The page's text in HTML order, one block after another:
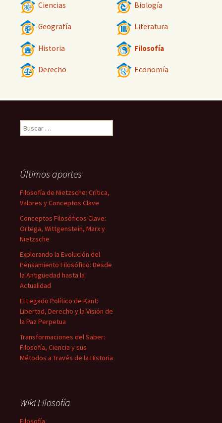
Ciencias Biología
Geografía Literatura
Historia Filosofía
Derecho Economía
Buscar:
Últimos aportes
Filosofía de Nietzsche: Crítica,
Valores y Conceptos Clave
Conceptos Filosóficos Clave:
Ortega, Wittgenstein, Marx y
Nietzsche
Explorando la Evolución del
Pensamiento Filosófico: Desde
la Antigüedad hasta la
Actualidad
El Legado Político de Kant:
Libertad, Derecho y la Visión de
la Paz Perpetua
Transformaciones del Saber:
Filosofía, Ciencia y sus
Métodos a Través de la Historia
Wiki Filosofía
Filosofía